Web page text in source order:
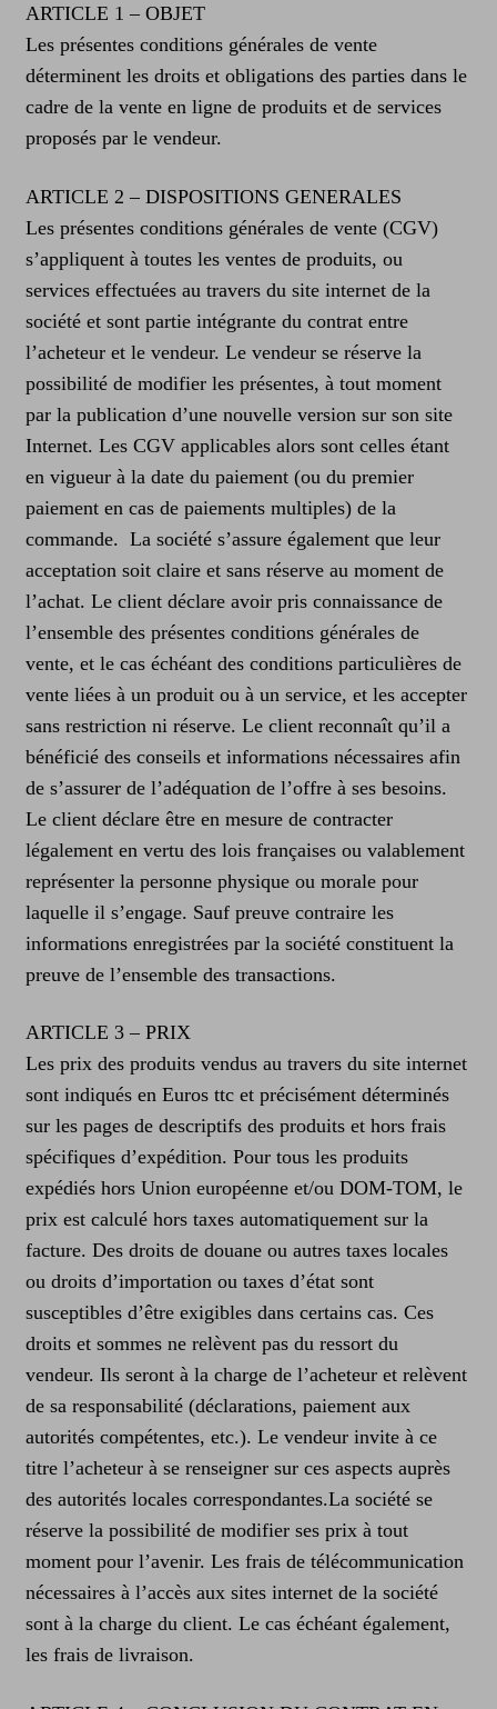
ARTICLE 1 – OBJET
Les présentes conditions générales de vente
déterminent les droits et obligations des parties dans le
cadre de la vente en ligne de produits et de services
proposés par le vendeur.
ARTICLE 2 – DISPOSITIONS GENERALES
Les présentes conditions générales de vente (CGV)
s’appliquent à toutes les ventes de produits, ou
services effectuées au travers du site internet de la
société et sont partie intégrante du contrat entre
l’acheteur et le vendeur. Le vendeur se réserve la
possibilité de modifier les présentes, à tout moment
par la publication d’une nouvelle version sur son site
Internet. Les CGV applicables alors sont celles étant
en vigueur à la date du paiement (ou du premier
paiement en cas de paiements multiples) de la
commande. La société s’assure également que leur
acceptation soit claire et sans réserve au moment de
l’achat. Le client déclare avoir pris connaissance de
l’ensemble des présentes conditions générales de
vente, et le cas échéant des conditions particulières de
vente liées à un produit ou à un service, et les accepter
sans restriction ni réserve. Le client reconnaît qu’il a
bénéficié des conseils et informations nécessaires afin
de s’assurer de l’adéquation de l’offre à ses besoins.
Le client déclare être en mesure de contracter
légalement en vertu des lois françaises ou valablement
représenter la personne physique ou morale pour
laquelle il s’engage. Sauf preuve contraire les
informations enregistrées par la société constituent la
preuve de l’ensemble des transactions.
ARTICLE 3 – PRIX
Les prix des produits vendus au travers du site internet
sont indiqués en Euros ttc et précisément déterminés
sur les pages de descriptifs des produits et hors frais
spécifiques d’expédition. Pour tous les produits
expédiés hors Union européenne et/ou DOM-TOM, le
prix est calculé hors taxes automatiquement sur la
facture. Des droits de douane ou autres taxes locales
ou droits d’importation ou taxes d’état sont
susceptibles d’être exigibles dans certains cas. Ces
droits et sommes ne relèvent pas du ressort du
vendeur. Ils seront à la charge de l’acheteur et relèvent
de sa responsabilité (déclarations, paiement aux
autorités compétentes, etc.). Le vendeur invite à ce
titre l’acheteur à se renseigner sur ces aspects auprès
des autorités locales correspondantes.La société se
réserve la possibilité de modifier ses prix à tout
moment pour l’avenir. Les frais de télécommunication
nécessaires à l’accès aux sites internet de la société
sont à la charge du client. Le cas échéant également,
les frais de livraison.